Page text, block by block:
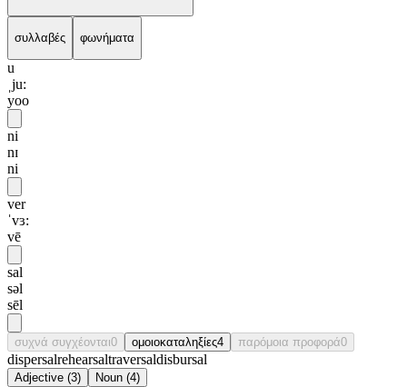
συλλαβές φωνήματα
u
ˌju:
yoo
ni
nɪ
ni
ver
ˈvɜ:
vē
sal
səl
sēl
συχνά συγχέονται0 ομοιοκαταληξίες4 παρόμοια προφορά0
dispersalrehearsaltraversaldisbursal
Adjective (3) Noun (4)